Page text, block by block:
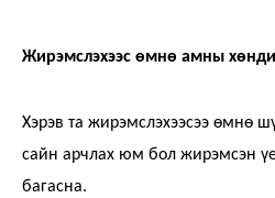
Жирэмслэхээс өмнө амны
Хэрэв та жирэмслэхээсээ өмнө
сайн арчлах юм бол жирэмсэн
багасна.